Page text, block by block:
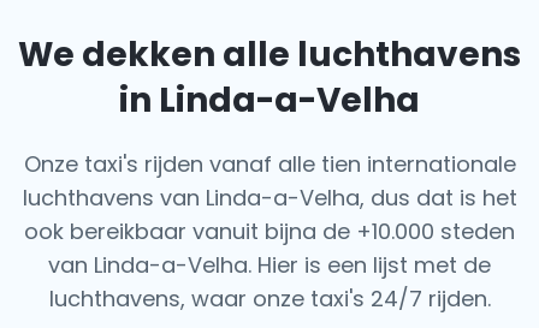
We dekken alle luchthavens
in Linda-a-Velha
Onze taxi's rijden vanaf alle tien internationale
luchthavens van Linda-a-Velha, dus dat is het
ook bereikbaar vanuit bijna de +10.000 steden
van Linda-a-Velha. Hier is een lijst met de
luchthavens, waar onze taxi's 24/7 rijden.